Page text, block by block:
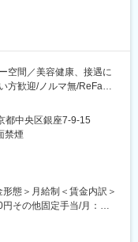
の大きな強みです。
応、商品説明、フィッテ
大施策の立案・実行■店舗
ジメント
で裁量を持って働くこと
ることで、自分の意見や
えて形になっていく楽し
空間／美容健康、接遇に
方歓迎/ノルマ無/ReFaの
』の創業メンバーと
）をコンセプトに、銀座
ます。
エル・二コラ』氏を起用
唯一無二の空間になって
都中央区銀座7-9-15
禁煙
態＞月給制＜賃金内訳＞
その他固定手当/月：